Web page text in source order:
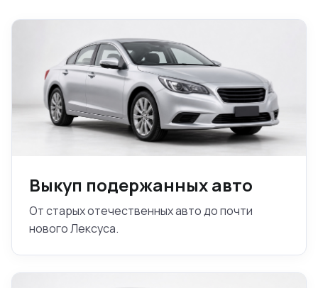
Выкуп подержанных авто
От старых отечественных авто до почти
нового Лексуса.